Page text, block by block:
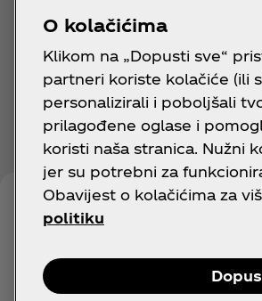
O kolačićima
Klikom na „Dopusti sve“
partneri koriste kolačiće (ili
personalizirali i poboljšali
prilagođene oglase i
koristi naša stranica. Nužni
jer su potrebni za
Obavijest o kolačićima za
politiku